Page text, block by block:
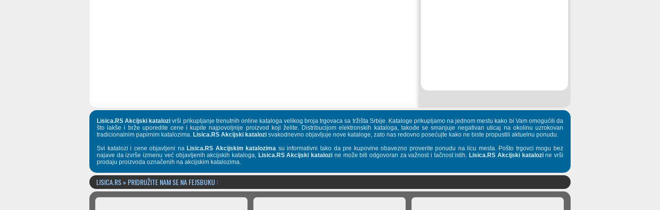
Lisica.RS Akcijski katalozi vrši prikupljanje trenutnih online kataloga velikog broja trgovaca sa tržišta Srbije. Kataloge prikupljamo na jednom mestu kako bi Vam omogućili da
što lakše i brže uporedite cene i kupite najpovoljnije proizvod koji želite. Distribucijom elektronskih kataloga, takođe se smanjuje negativan uticaj na okolinu uzrokovan
tradicionalnim papirnim katalozima. Lisica.RS Akcijski katalozi svakodnevno objavljuje nove kataloge, zato nas redovno posećujte kako ne biste propustili aktuelnu ponudu.
Svi katalozi i cene objavljeni na Lisica.RS Akcijskim katalozima su informativni tako da pre kupovine obavezno proverite ponudu na licu mesta. Pošto trgovci mogu bez
najave da izvrše izmenu već objavljenih akcijskih kataloga, Lisica.RS Akcijski katalozi ne može biti odgovoran za važnost i tačnost istih. Lisica.RS Akcijski katalozine vrši
prodaju proizvoda označenih na akcijskim katalozima.
LISICA.RS » PRIDRUŽITE NAM SE NA FEJSBUKU :